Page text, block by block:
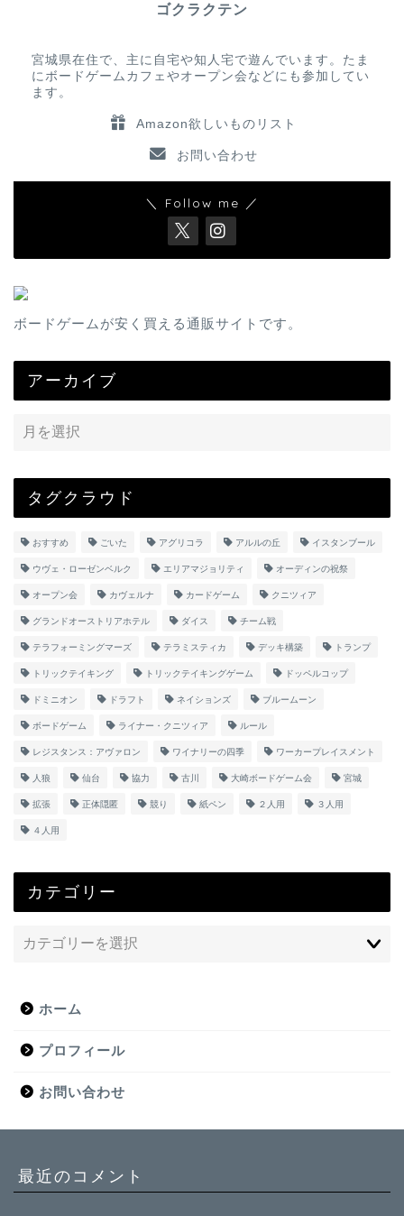
ゴクラクテン
宮城県在住で、主に自宅や知人宅で遊んでいます。たま
にボードゲームカフェやオープン会などにも参加してい
ます。
Amazon欲しいものリスト
お問い合わせ
＼ Follow me ／
ボードゲームが安く買える通販サイトです。
アーカイブ
タグクラウド
おすすめ ごいた アグリコラ アルルの丘 イスタンブール
ウヴェ・ローゼンベルク エリアマジョリティ オーディンの祝祭
オープン会 カヴェルナ カードゲーム クニツィア
グランドオーストリアホテル ダイス チーム戦
テラフォーミングマーズ テラミスティカ デッキ構築 トランプ
トリックテイキング トリックテイキングゲーム ドッペルコップ
ドミニオン ドラフト ネイションズ ブルームーン
ボードゲーム ライナー・クニツィア ルール
レジスタンス：アヴァロン ワイナリーの四季 ワーカープレイスメント
人狼 仙台 協力 古川 大崎ボードゲーム会 宮城
拡張 正体隠匿 競り 紙ペン ２人用 ３人用
４人用
カテゴリー
ホーム
プロフィール
お問い合わせ
最近のコメント